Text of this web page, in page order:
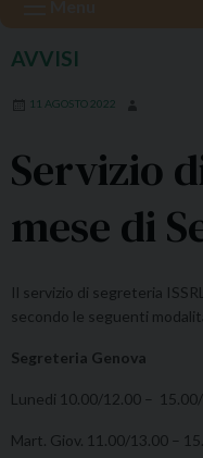
AVVISI
11 AGOSTO 2022
Servizio
mese di
Il servizio di segreteria
secondo le seguenti
Segreteria Genova
Lunedi 10.00/12.00 –
Mart. Giov. 11.00/13.00 –